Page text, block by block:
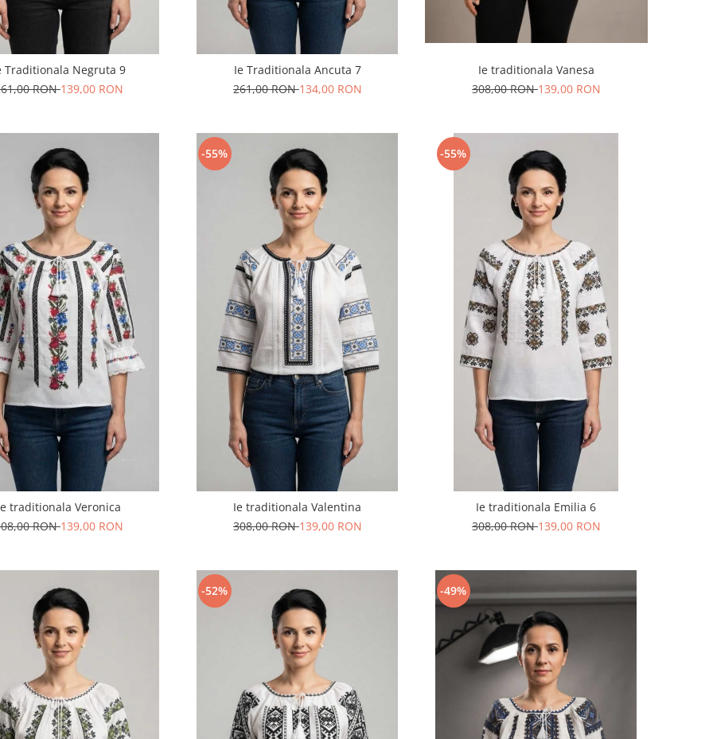
Traditionala Negruta 9
RON139,00 RON
Ie Traditionala Ancuta 7
261,00 RON134,00 RON
Ie traditionala Vanesa
308,00 RON139,00 RON
traditionala Veronica
RON139,00 RON
-55%
Ie traditionala Valentina
308,00 RON139,00 RON
-55%
Ie traditionala Emilia 6
308,00 RON139,00 RON
-52% -49%